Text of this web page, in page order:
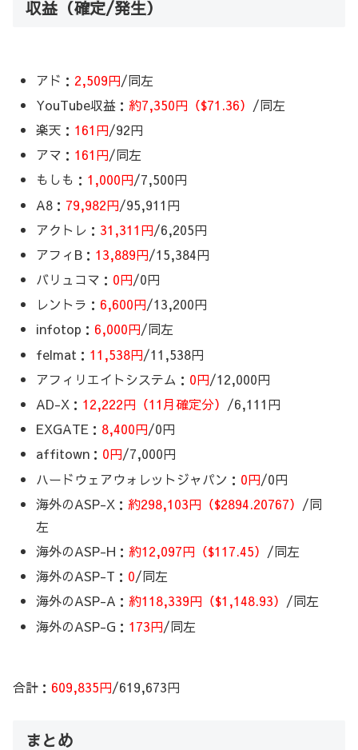
収益（確定/発生）
アド： 2,509円/同左
YouTube収益：約7,350円（$71.36‬） /同左
楽天： 161円/92円
アマ： 161円/同左
もしも： 1,000円/7,500円
A8： 79,982円/95,911円
アクトレ： 31,311円/6,205円
アフィB： 13,889円/15,384円
バリュコマ： 0円/0円
レントラ： 6,600円/13,200円
infotop： 6,000円/同左
felmat： 11,538円/11,538円
アフィリエイトシステム： 0円/12,000円
AD-X： 12,222円（11月確定分） /6,111円
EXGATE： 8,400円/0円
affitown： 0円/7,000円
ハードウェアウォレットジャパン： 0円/0円
海外のASP-X：約298,103円（$2894.20767） /同
左
海外のASP-H：約12,097円（$117.45） /同左
海外のASP-T： 0/同左
海外のASP-A：約118,339円（$1,148.93‬） /同左
海外のASP-G： 173円/同左
合計： 609,835円/619,673円
まとめ